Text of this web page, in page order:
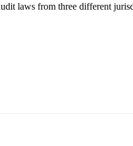
laws from three different